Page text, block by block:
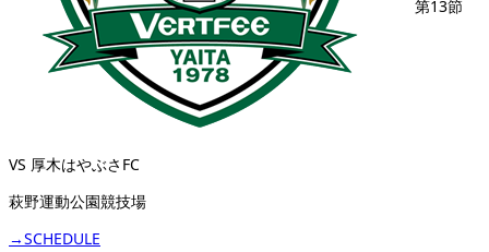
VS 厚木はやぶさFC
萩野運動公園競技場
→SCHEDULE